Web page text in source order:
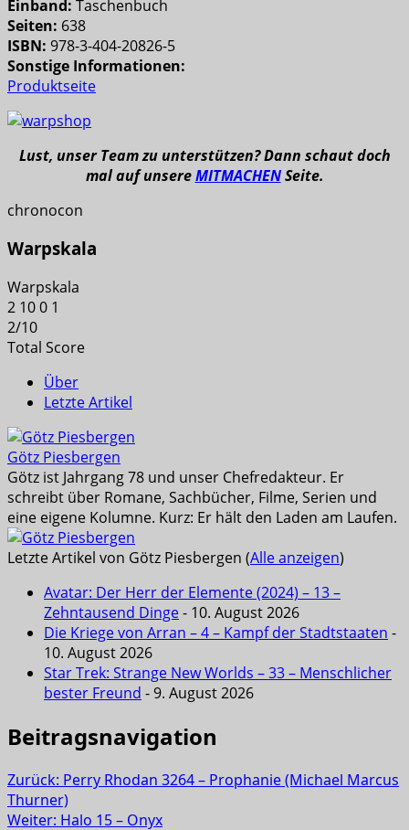
Einband: Taschenbuch
Seiten: 638
ISBN: 978-3-404-20826-5
Sonstige Informationen:
Produktseite
Lust, unser Team zu unterstützen? Dann schaut doch
mal auf unsereMITMACHENSeite.
chronocon
Warpskala
Warpskala
2 100 1
2/10
Total Score
Über
Letzte Artikel
Götz Piesbergen
Götz ist Jahrgang 78 und unser Chefredakteur. Er
schreibt über Romane, Sachbücher, Filme, Serien und
eine eigene Kolumne. Kurz: Er hält den Laden am Laufen.
Letzte Artikel von Götz Piesbergen (Alle anzeigen)
Avatar: Der Herr der Elemente (2024) – 13 –
Zehntausend Dinge- 10. August 2026
Die Kriege von Arran – 4 – Kampf der Stadtstaaten -
10. August 2026
Star Trek: Strange New Worlds – 33 – Menschlicher
bester Freund - 9. August 2026
Beitragsnavigation
Zurück: Perry Rhodan 3264 – Prophanie (Michael Marcus
Thurner)
Weiter: Halo 15 – Onyx